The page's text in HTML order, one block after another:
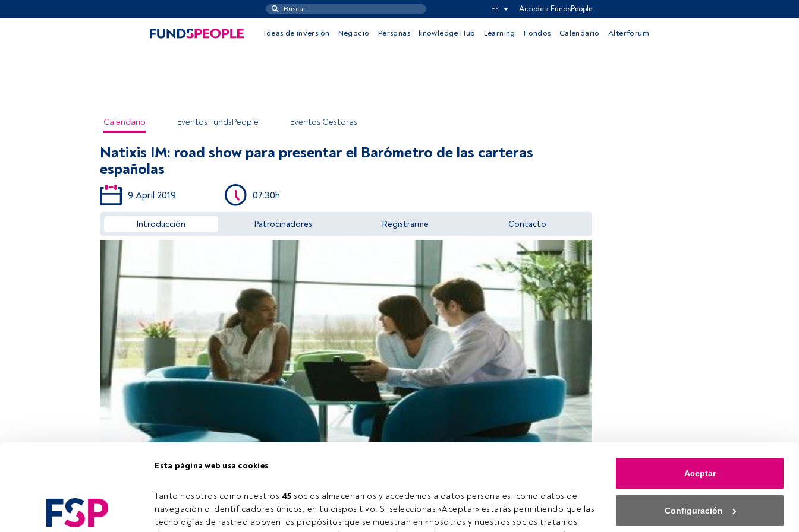
Esta página web usa cookies
Tanto nosotros como nuestros 45 socios almacenamos y accedemos a datos personales, como datos de
navegación o identificadores únicos, en tu dispositivo. Si seleccionas «Aceptar» estarás permitiendo que las
tecnologías de rastreo apoyen los propósitos que se muestran en «nosotros y nuestros socios tratamos
Aceptar
Configuración
ES Accede a FundsPeople
Ideas de inversión Negocio Personas knowledge Hub Learning Fondos Calendario Alterforum
Calendario Eventos FundsPeople Eventos Gestoras
Acceder a FundsPeople
Natixis IM: road show para presentar el Barómetro de las carteras
españolas
9 April 2019 07:30h
Introducción Patrocinadores Registrarme Contacto
españolas, elaborado por el equipo de análisis y consultoría de carteras (Dynamic
Solutions) de la gestora.